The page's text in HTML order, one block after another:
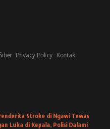
Privacy Policy Kontak
Stroke di Ngawi Tewas
Luka di Kepala, Polisi Dalami